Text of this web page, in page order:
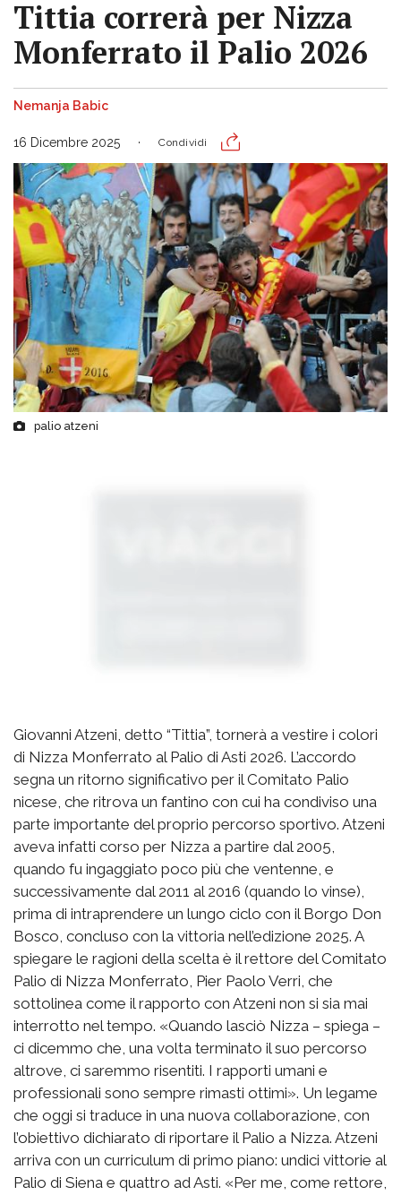
Tittia correrà per Nizza
Monferrato il Palio 2026
Nemanja Babic
16 Dicembre 2025 Condividi
palio atzeni
Giovanni Atzeni, detto “Tittia”, tornerà a vestire i colori
di Nizza Monferrato al Palio di Asti 2026. L’accordo
segna un ritorno significativo per il Comitato Palio
nicese, che ritrova un fantino con cui ha condiviso una
parte importante del proprio percorso sportivo. Atzeni
aveva infatti corso per Nizza a partire dal 2005,
quando fu ingaggiato poco più che ventenne, e
successivamente dal 2011 al 2016 (quando lo vinse),
prima di intraprendere un lungo ciclo con il Borgo Don
Bosco, concluso con la vittoria nell’edizione 2025. A
spiegare le ragioni della scelta è il rettore del Comitato
Palio di Nizza Monferrato, Pier Paolo Verri, che
sottolinea come il rapporto con Atzeni non si sia mai
interrotto nel tempo. «Quando lasciò Nizza – spiega –
ci dicemmo che, una volta terminato il suo percorso
altrove, ci saremmo risentiti. I rapporti umani e
professionali sono sempre rimasti ottimi». Un legame
che oggi si traduce in una nuova collaborazione, con
l’obiettivo dichiarato di riportare il Palio a Nizza. Atzeni
arriva con un curriculum di primo piano: undici vittorie al
Palio di Siena e quattro ad Asti. «Per me, come rettore,